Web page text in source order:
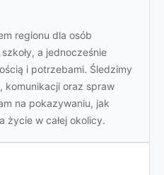
regionu dla osób
a jednocześnie
i potrzebami. Śledzimy
oraz spraw
na pokazywaniu, jak
życie w całej okolicy.